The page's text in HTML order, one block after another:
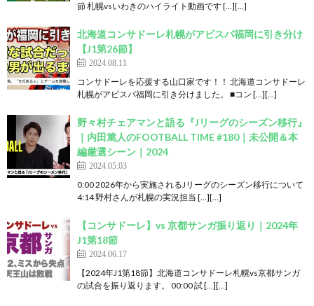
節 札幌vsいわきのハイライト動画です […][…]
北海道コンサドーレ札幌がアビスパ福岡に引き分け
【J1第26節】
2024.08.11
コンサドーレを応援する山口家です！！ 北海道コンサドーレ
札幌がアビスパ福岡に引き分けました。 ■コン […][…]
野々村チェアマンと語る『Jリーグのシーズン移行』
｜内田篤人のFOOTBALL TIME #180｜未公開＆本
編厳選シーン｜2024
2024.05.03
0:00 2026年から実施されるJリーグのシーズン移行について
4:14 野村さんが札幌の実況担当 […][…]
【コンサドーレ】vs 京都サンガ振り返り｜2024年
J1第18節
2024.06.17
【2024年J1第18節】北海道コンサドーレ札幌vs京都サンガ
の試合を振り返ります。 00:00 試 […][…]